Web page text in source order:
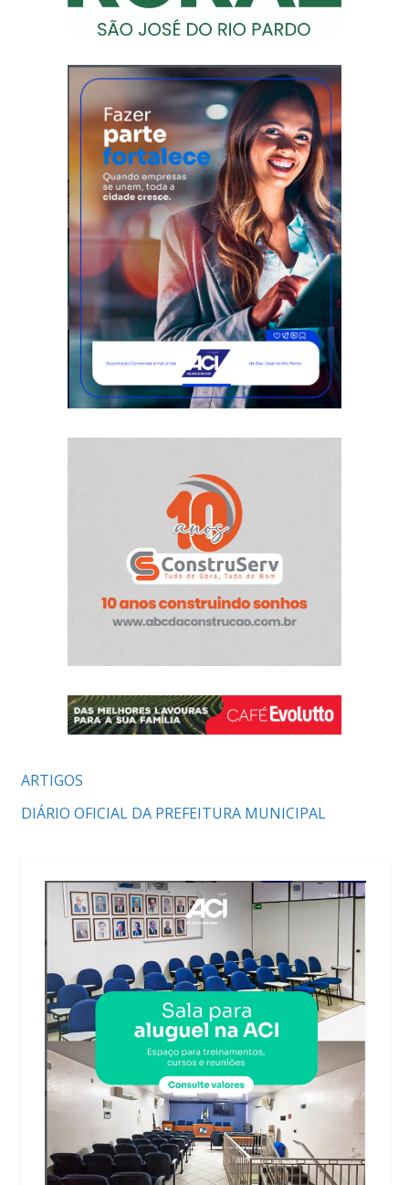
ARTIGOS
DIÁRIO OFICIAL DA PREFEITURA MUNICIPAL